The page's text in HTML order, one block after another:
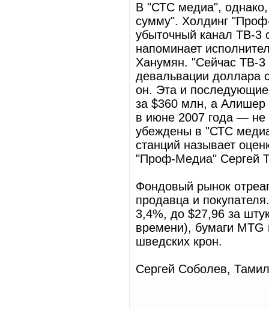
В "СТС медиа", однако,
сумму". Холдинг
убыточный канал ТВ-3
напоминает
Ханумян. "Сейчас ТВ-3
девальвации
он. Эта и
за $360 млн, а Алишер
в июне 2007 года — не
убеждены в "СТС
станций называет
"Проф-Медиа" Сергей
Фондовый рынок
продавца и
3,4%, до $27,96 за
времени), бумаги
шведских крон.
Сергей Соболев,